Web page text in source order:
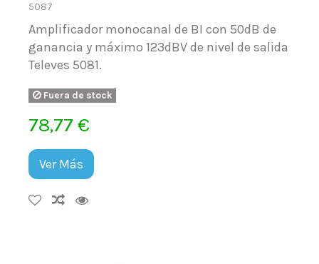
5087
Amplificador monocanal de BI con 50dB de
ganancia y máximo 123dBV de nivel de salida
Televes 5081.
Fuera de stock
78,77 €
Ver Más